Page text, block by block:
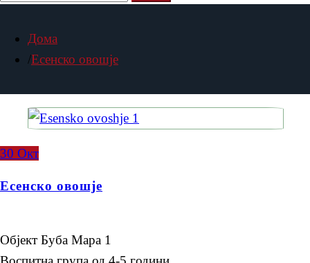
Дома
Есенско овошје
30 Окт
Есенско овошје
Објект Буба Мара 1